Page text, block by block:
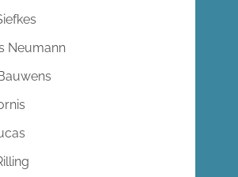
Neumann